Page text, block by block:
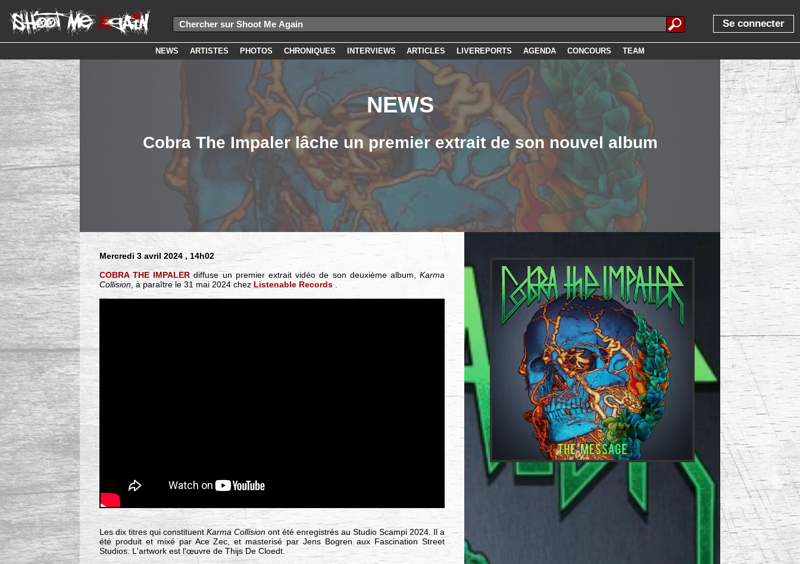
Se connecter
NEWS ARTISTES PHOTOS CHRONIQUES INTERVIEWS ARTICLES LIVEREPORTS AGENDA CONCOURS TEAM
NEWS
Cobra The Impaler lâche un premier extrait de son nouvel album
Mercredi 3 avril 2024 , 14h02
COBRA THE IMPALERdiffuse un premier extrait vidéo de son deuxième album,Karma
Collision, à paraître le 31 mai 2024 chez Listenable Records.
Les dix titres qui constituentKarma Collisionont été enregistrés au Studio Scampi 2024. Il a
été produit et mixé par Ace Zec, et masterisé par Jens Bogren aux Fascination Street
Studios. L'artwork est l'œuvre de Thijs De Cloedt.